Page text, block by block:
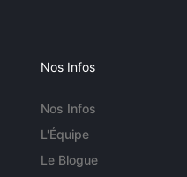
Nos Infos
Nos Infos
L'Équipe
Le Blogue